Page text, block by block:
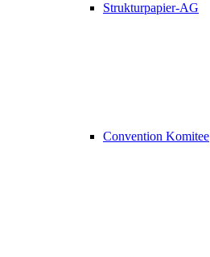
Strukturpapier-AG
Convention Komitee